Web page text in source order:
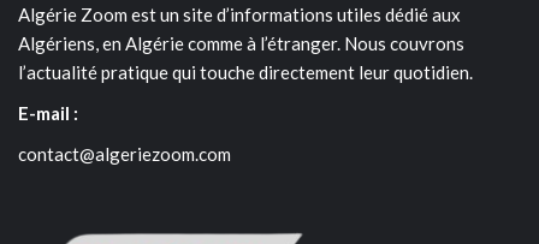
Algérie Zoom est un site d’informations utiles dédié aux
Algériens, en Algérie comme à l’étranger. Nous couvrons
l’actualité pratique qui touche directement leur quotidien.
E-mail :
contact@algeriezoom.com